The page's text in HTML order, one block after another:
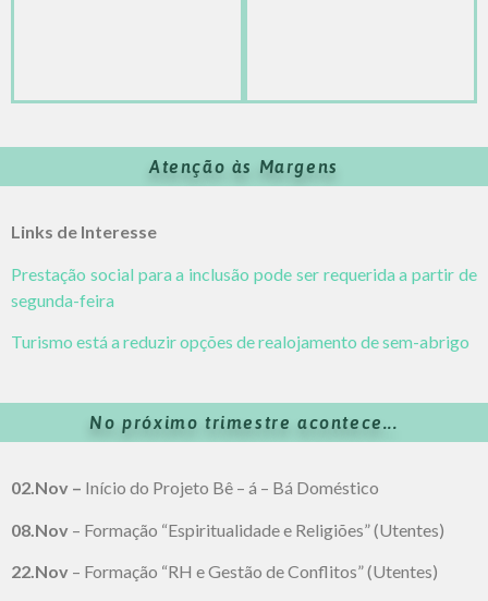
Atenção às Margens
Links de Interesse
Prestação social para a inclusão pode ser requerida a partir de
segunda-feira
Turismo está a reduzir opções de realojamento de sem-abrigo
No próximo trimestre acontece...
02.Nov – Início do Projeto Bê – á – Bá Doméstico
08.Nov – Formação “Espiritualidade e Religiões” (Utentes)
22.Nov – Formação “RH e Gestão de Conflitos” (Utentes)